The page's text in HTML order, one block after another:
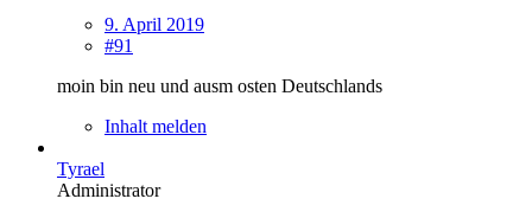
9. April 2019
#91
moin bin neu und ausm osten Deutschlands
Inhalt melden
Tyrael
Administrator